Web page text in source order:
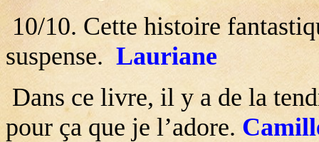
10/10. Cette histoire
suspense. Lauriane
Dans ce livre, il y a de la
pour ça que je l’adore.